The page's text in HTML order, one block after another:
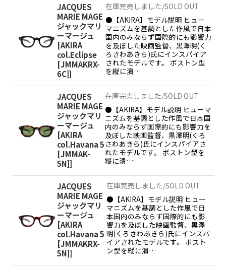
JACQUES
MARIE MAGE
ジャックマリ
ーマージュ
[AKIRA
col.Eclipse
[JMMAKRX-
6C]]
在庫完売しました/SOLD OUT
●【AKIRA】モデル説明 ヒュー
マニズムを基調とした作風で日本
国内のみならず国際的にも影響力
を及ぼした映画監督、黒澤明(く
ろさわあきら)氏にインスパイア
されたモデルです。 ボストン型
を縦に潰…
JACQUES
MARIE MAGE
ジャックマリ
ーマージュ
[AKIRA
col.Havana 5
[JMMAK-
5N]]
在庫完売しました/SOLD OUT
●【AKIRA】モデル説明 ヒューマ
ニズムを基調とした作風で日本国
内のみならず国際的にも影響力を
及ぼした映画監督、黒澤明(くろ
さわあきら)氏にインスパイアさ
れたモデルです。 ボストン型を
縦に潰…
JACQUES
MARIE MAGE
ジャックマリ
ーマージュ
[AKIRA
col.Havana 5
[JMMAKRX-
5N]]
在庫完売しました/SOLD OUT
●【AKIRA】モデル説明 ヒュー
マニズムを基調とした作風で日
本国内のみならず国際的にも影
響力を及ぼした映画監督、黒澤
明(くろさわあきら)氏にインスパ
イアされたモデルです。 ボスト
ン型を縦に潰…